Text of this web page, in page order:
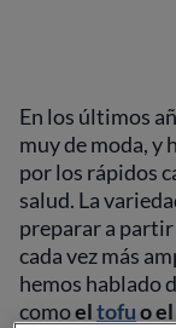
En los últimos
muy de moda, y
por los rápidos
salud. La
preparar a partir
cada vez más
hemos hablado
comoeltofuo el